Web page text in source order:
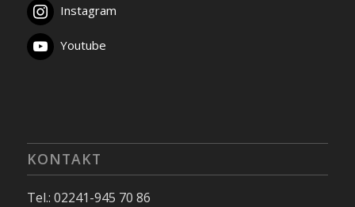
Instagram
Youtube
KONTAKT
Tel.: 02241-945 70 86